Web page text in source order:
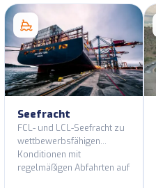
Seefracht
FCL- und LCL-Seefracht zu
wettbewerbsfähigen
Konditionen mit
regelmäßigen Abfahrten auf